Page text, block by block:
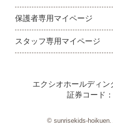
保護者専用マイページ
スタッフ専用マイページ
エクシオホールディン
証券コード
© sunrisekids-